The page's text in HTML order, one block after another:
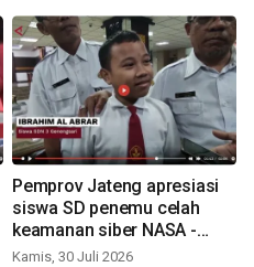
Pemprov Jateng apresiasi
siswa SD penemu celah
keamanan siber NASA -
VIDEO
Kamis, 30 Juli 2026